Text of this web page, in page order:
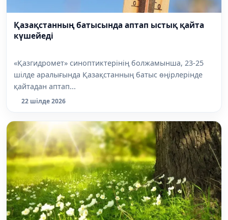
Қазақстанның батысында аптап ыстық қайта
күшейеді
«Қазгидромет» синоптиктерінің болжамынша, 23-25
шілде аралығында Қазақстанның батыс өңірлерінде
қайтадан аптап...
22 шілде 2026